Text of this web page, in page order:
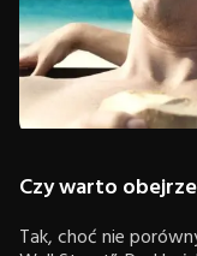
Czy warto
Tak, choć nie